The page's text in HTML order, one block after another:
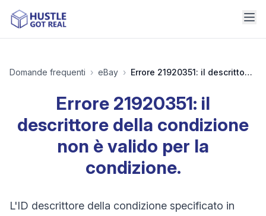
Domande frequenti › eBay › Errore 21920351: il descrittore della condizione non è valido per la condizione.
Errore 21920351: il
descrittore della condizione
non è valido per la
condizione.
L'ID descrittore della condizione specificato in